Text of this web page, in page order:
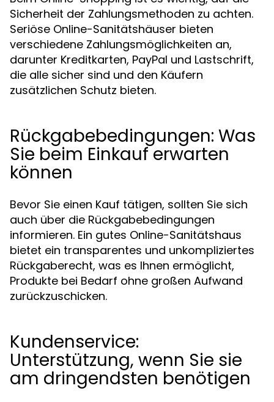
Sicherheit der Zahlungsmethoden zu achten.
Seriöse Online-Sanitätshäuser bieten
verschiedene Zahlungsmöglichkeiten an,
darunter Kreditkarten, PayPal und Lastschrift,
die alle sicher sind und den Käufern
zusätzlichen Schutz bieten.
Rückgabebedingungen: Was
Sie beim Einkauf erwarten
können
Bevor Sie einen Kauf tätigen, sollten Sie sich
auch über die Rückgabebedingungen
informieren. Ein gutes Online-Sanitätshaus
bietet ein transparentes und unkompliziertes
Rückgaberecht, was es Ihnen ermöglicht,
Produkte bei Bedarf ohne großen Aufwand
zurückzuschicken.
Kundenservice:
Unterstützung, wenn Sie sie
am dringendsten benötigen